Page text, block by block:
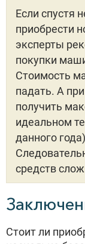
Если спустя
приобрести
эксперты
покупки
Стоимость
падать. А
получить
идеальном
данного
средств
Стоит ли